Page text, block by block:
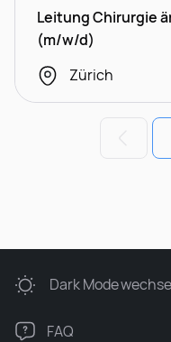
Leitung Chirurgie
(m/w/d)
Zürich
Dark Mode
FAQ